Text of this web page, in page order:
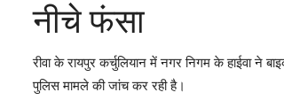
नीचे फंसा
रीवा के रायपुर कर्चुलियान में नगर निगम के हाईवा ने
पुलिस मामले की जांच कर रही है।